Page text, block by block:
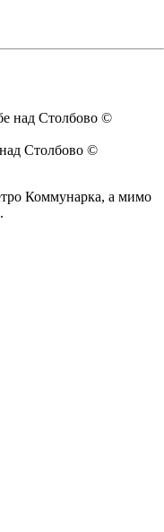
Столбово ©
Коммунарка, а мимо